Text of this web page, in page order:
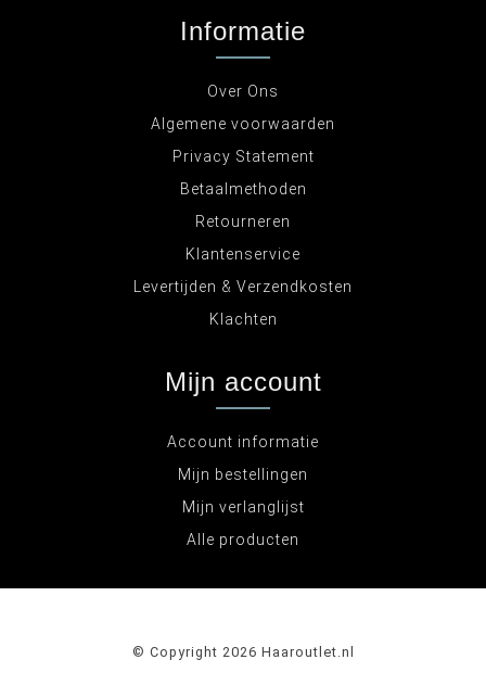
Informatie
Over Ons
Algemene voorwaarden
Privacy Statement
Betaalmethoden
Retourneren
Klantenservice
Levertijden & Verzendkosten
Klachten
Mijn account
Account informatie
Mijn bestellingen
Mijn verlanglijst
Alle producten
© Copyright 2026 Haaroutlet.nl